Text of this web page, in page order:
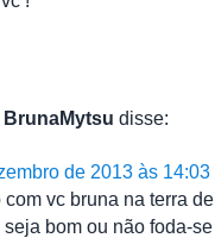
BrunaMytsu disse:
de 2013 às 14:03
com vc bruna na terra
bom ou não foda-